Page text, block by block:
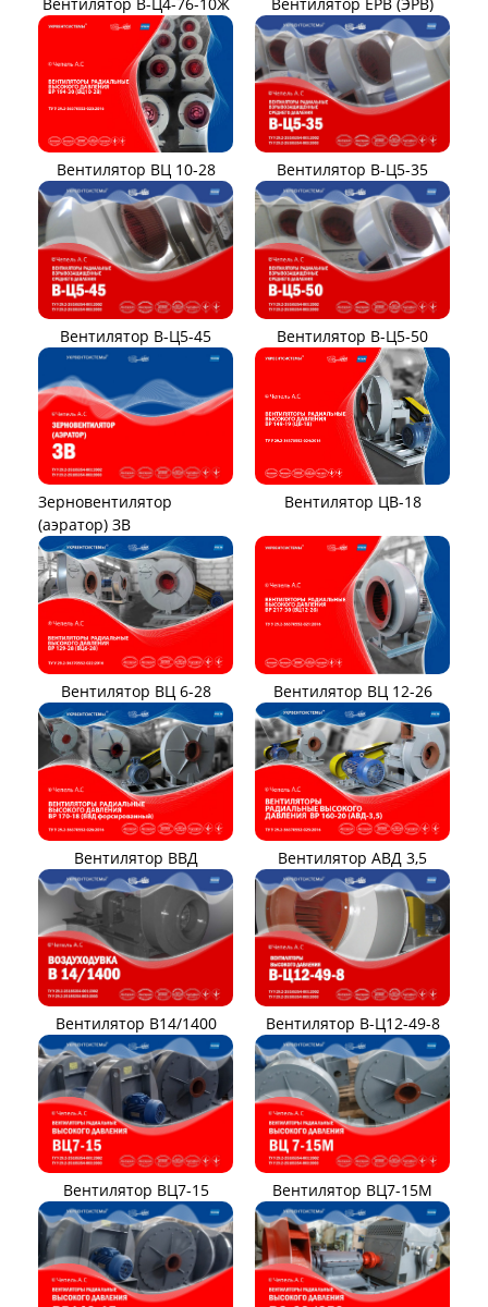
Вентилятор ВЦ 10-28 Вентилятор В-Ц5-35
Вентилятор В-Ц5-45 Вентилятор В-Ц5-50
Зерновентилятор
(аэратор) ЗВ
Вентилятор ЦВ-18
Вентилятор ВЦ 6-28 Вентилятор ВЦ 12-26
Вентилятор ВВД Вентилятор АВД 3,5
Вентилятор В14/1400 Вентилятор В-Ц12-49-8
Вентилятор ВЦ7-15 Вентилятор ВЦ7-15М